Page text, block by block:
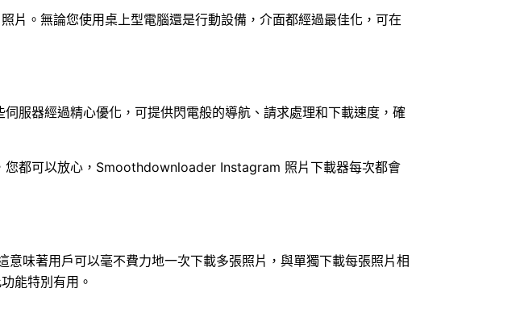
片。無論您使用桌上型電腦還是行動設備，介面都經過最佳化，可在
服器經過精心優化，可提供閃電般的導航、請求處理和下載速度，確
您都可以放心，Smoothdownloader Instagram 照片下載器每次都會
味著用戶可以毫不費力地一次下載多張照片，與單獨下載每張照片相
能特別有用。